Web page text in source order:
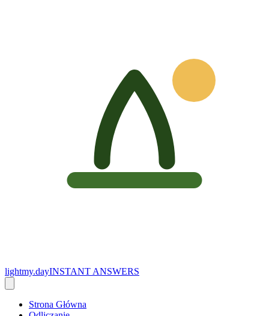
lightmy.dayINSTANT ANSWERS
Strona Główna